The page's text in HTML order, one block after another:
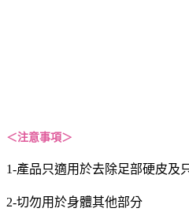
＜注意事項＞
1-產品只適用於去除足部硬皮及
2-切勿用於身體其他部分